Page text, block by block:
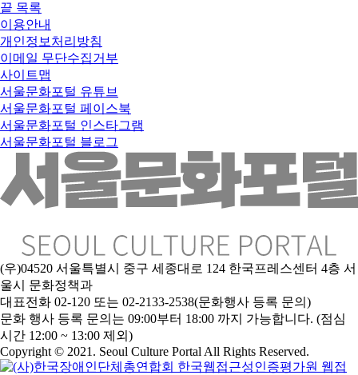
끝 목록
이용안내
개인정보처리방침
이메일 무단수집거부
사이트맵
서울문화포털 유튜브
서울문화포털 페이스북
서울문화포털 인스타그램
서울문화포털 블로그
(우)04520 서울특별시 중구 세종대로 124 한국프레스센터 4층 서
울시 문화정책과
대표전화 02-120 또는 02-2133-2538(문화행사 등록 문의)
문화 행사 등록 문의는 09:00부터 18:00 까지 가능합니다. (점심
시간 12:00 ~ 13:00 제외)
Copyright © 2021. Seoul Culture Portal All Rights Reserved.